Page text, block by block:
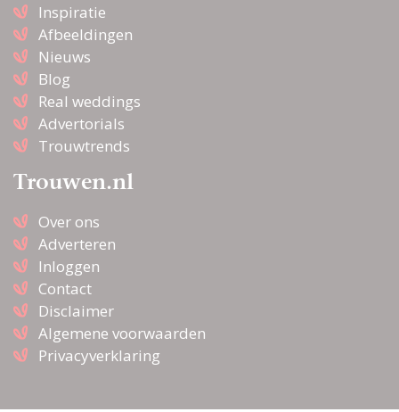
Inspiratie
Afbeeldingen
Nieuws
Blog
Real weddings
Advertorials
Trouwtrends
Trouwen.nl
Over ons
Adverteren
Inloggen
Contact
Disclaimer
Algemene voorwaarden
Privacyverklaring